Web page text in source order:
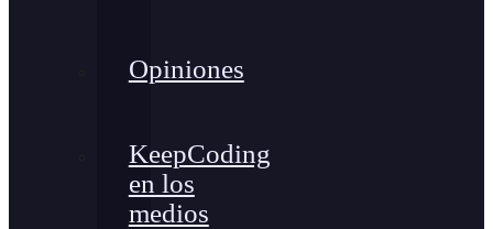
Opiniones
KeepCoding
en los
medios